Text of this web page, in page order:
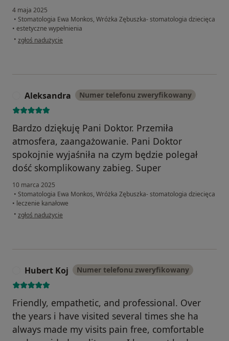
4 maja 2025
• Stomatologia Ewa Monkos, Wróżka Zębuszka- stomatologia dziecięca
• estetyczne wypełnienia
• w opinii użytkownika Arkadiusz Irla
zgłoś nadużycie
Aleksandra Numer telefonu zweryfikowany
Bardzo dziękuję Pani Doktor. Przemiła
atmosfera, zaangażowanie. Pani Doktor
spokojnie wyjaśniła na czym będzie polegał
dość skomplikowany zabieg. Super
10 marca 2025
• Stomatologia Ewa Monkos, Wróżka Zębuszka- stomatologia dziecięca
• leczenie kanałowe
• w opinii użytkownika Aleksandra
zgłoś nadużycie
Hubert Koj Numer telefonu zweryfikowany
Friendly, empathetic, and professional. Over
the years i have visited several times she ha
always made my visits pain free, comfortable